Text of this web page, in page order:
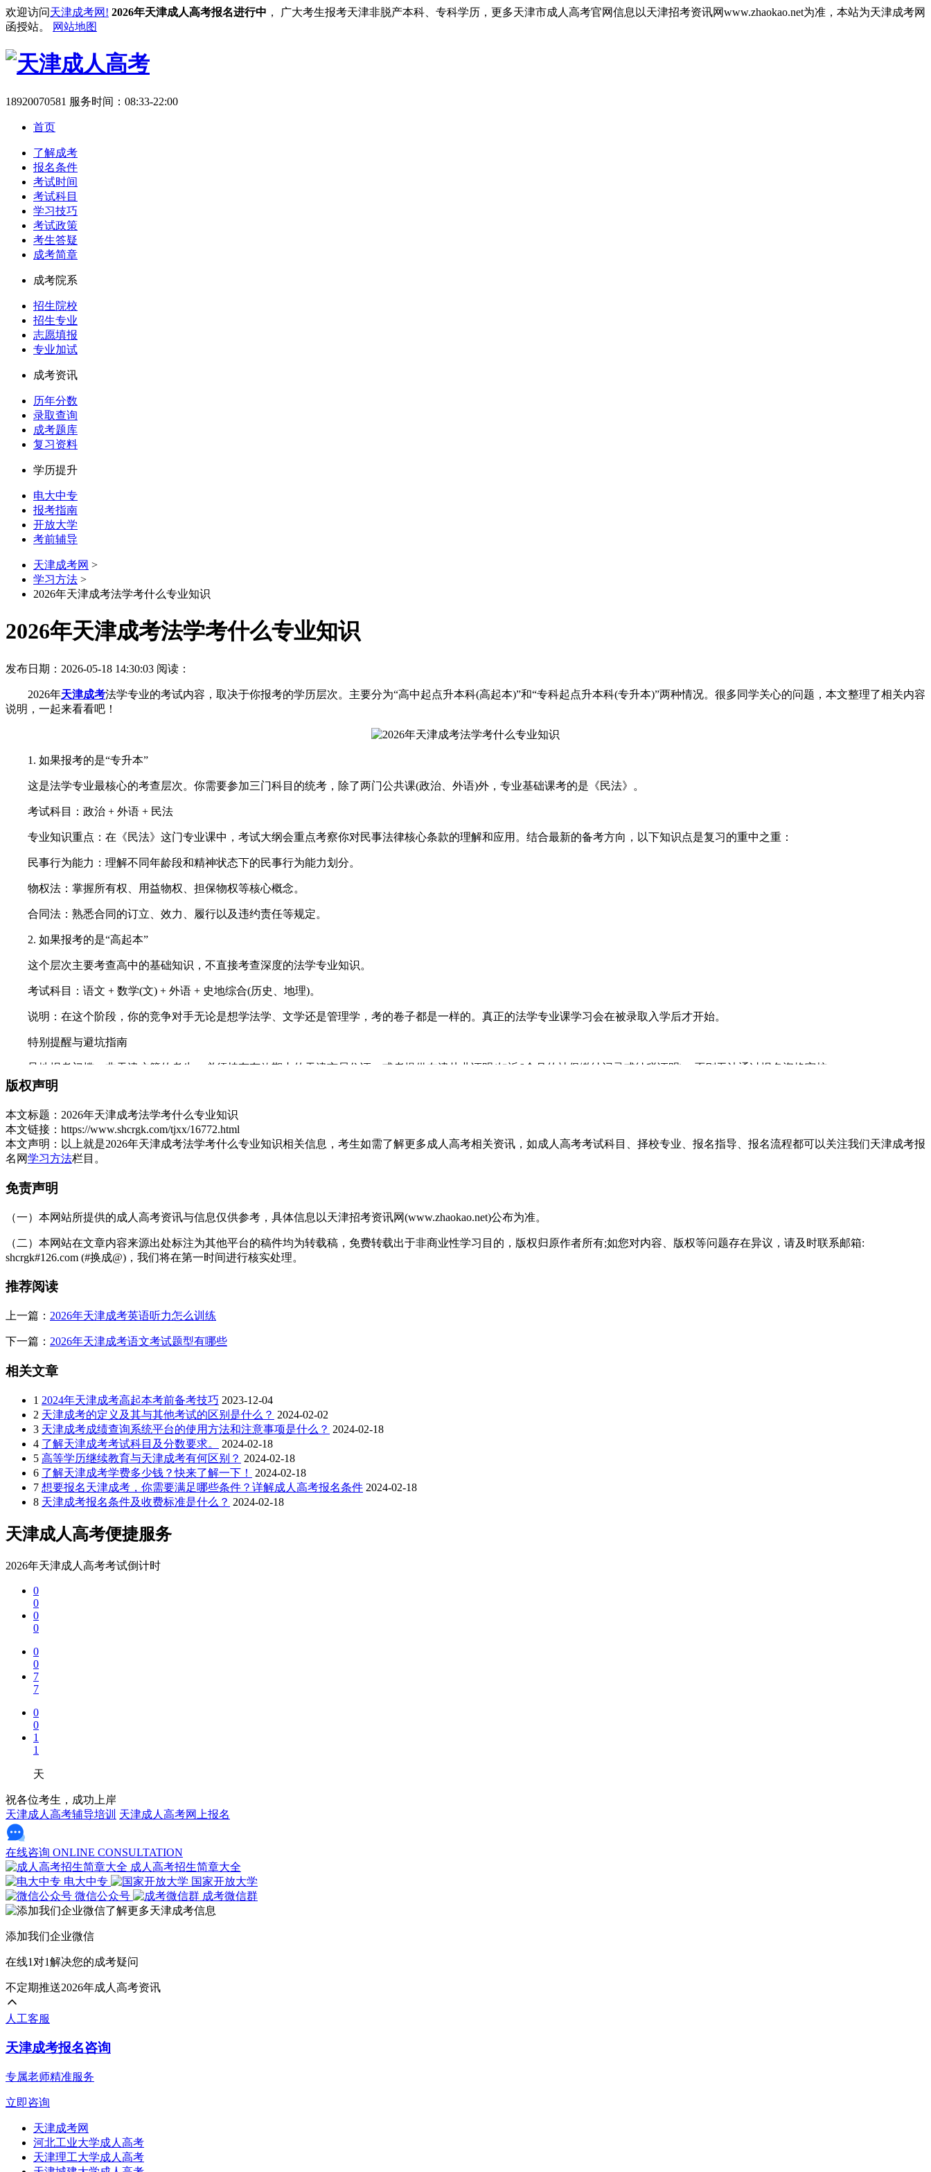
欢迎访问天津成考网! 2026年天津成人高考报名进行中 ， 广大考生报考天津非脱产本科、专科学历，更多天津市成人高考官网信息以天津招考资讯网www.zhaokao.net为准，本站为天津成考网
函授站。
网站地图
18920070581 服务时间：08:33-22:00
首页
了解成考
报名条件
考试时间
考试科目
学习技巧
考试政策
考生答疑
成考简章
成考院系
招生院校
招生专业
志愿填报
专业加试
成考资讯
历年分数
录取查询
成考题库
复习资料
学历提升
电大中专
报考指南
开放大学
考前辅导
天津成考网 >
学习方法 >
2026年天津成考法学考什么专业知识
2026年天津成考法学考什么专业知识
发布日期：2026-05-18 14:30:03 阅读：
2026年天津成考法学专业的考试内容，取决于你报考的学历层次。主要分为“高中起点升本科(高起本)”和“专科起点升本科(专升本)”两种情况。很多同学关心的问题，本文整理了相关内容
说明，一起来看看吧！
1. 如果报考的是“专升本”
这是法学专业最核心的考查层次。你需要参加三门科目的统考，除了两门公共课(政治、外语)外，专业基础课考的是《民法》。
考试科目：政治 + 外语 + 民法
专业知识重点：在《民法》这门专业课中，考试大纲会重点考察你对民事法律核心条款的理解和应用。结合最新的备考方向，以下知识点是复习的重中之重：
民事行为能力：理解不同年龄段和精神状态下的民事行为能力划分。
物权法：掌握所有权、用益物权、担保物权等核心概念。
合同法：熟悉合同的订立、效力、履行以及违约责任等规定。
2. 如果报考的是“高起本”
这个层次主要考查高中的基础知识，不直接考查深度的法学专业知识。
考试科目：语文 + 数学(文) + 外语 + 史地综合(历史、地理)。
说明：在这个阶段，你的竞争对手无论是想学法学、文学还是管理学，考的卷子都是一样的。真正的法学专业课学习会在被录取入学后才开始。
特别提醒与避坑指南
异地报考门槛：非天津户籍的考生，必须持有有效期内的天津市居住证，或者提供在津从业证明(如近6个月的社保缴纳记录或纳税证明)，否则无法通过报名资格审核。
院校招生变动：根据最新的成考改革趋势，部分高校正在缩减传统的文科类专业，并新增了像法律事务、人力资源管理、工商管理等相关联的专业方向。建议你在8月份报名时，务必仔
细查阅当年天津市教育招生考试院公布的最新《招生专业目录》，确认心仪的院校是否依然招收“法学”专业，以免报空。
以上就是关于：“2026年天津成考法学考什么专业知识”的简单介绍，想了解更多内容，可以持续关注
展开全文
版权声明
本文标题： 2026年天津成考法学考什么专业知识
本文链接： https://www.shcrgk.com/tjxx/16772.html
本文声明： 以上就是2026年天津成考法学考什么专业知识相关信息，考生如需了解更多成人高考相关资讯，如成人高考考试科目、择校专业、报名指导、报名流程都可以关注我们天津成考报
名网学习方法栏目。
免责声明
（一）本网站所提供的成人高考资讯与信息仅供参考，具体信息以天津招考资讯网(www.zhaokao.net)公布为准。
（二）本网站在文章内容来源出处标注为其他平台的稿件均为转载稿，免费转载出于非商业性学习目的，版权归原作者所有;如您对内容、版权等问题存在异议，请及时联系邮箱:
shcrgk#126.com (#换成@)，我们将在第一时间进行核实处理。
推荐阅读
上一篇： 2026年天津成考英语听力怎么训练
下一篇： 2026年天津成考语文考试题型有哪些
相关文章
1 2024年天津成考高起本考前备考技巧 2023-12-04
2 天津成考的定义及其与其他考试的区别是什么？ 2024-02-02
3 天津成考成绩查询系统平台的使用方法和注意事项是什么？ 2024-02-18
4 了解天津成考考试科目及分数要求。
2024-02-18
5 高等学历继续教育与天津成考有何区别？ 2024-02-18
6 了解天津成考学费多少钱？快来了解一下！
2024-02-18
7 想要报名天津成考，你需要满足哪些条件？详解成人高考报名条件 2024-02-18
8 天津成考报名条件及收费标准是什么？ 2024-02-18
天津成人高考便捷服务
2026年天津成人高考考试倒计时
0
0
0
0
0
0
7
7
0
0
1
1
天
祝各位考生，成功上岸
天津成人高考辅导培训 天津成人高考网上报名
在线咨询 ONLINE CONSULTATION
成人高考招生简章大全
电大中专
国家开放大学
微信公众号
成考微信群
添加我们企业微信
在线1对1解决您的成考疑问
不定期推送2026年成人高考资讯
人工客服
天津成考报名咨询
专属老师精准服务
立即咨询
天津成考网
河北工业大学成人高考
天津理工大学成人高考